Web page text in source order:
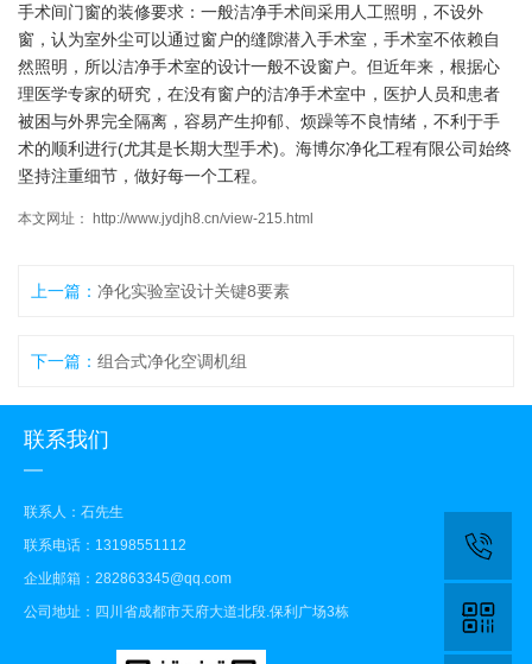
手术间门窗的装修要求：一般洁净手术间采用人工照明，不设外
窗，认为室外尘可以通过窗户的缝隙潜入手术室，手术室不依赖自
然照明，所以洁净手术室的设计一般不设窗户。但近年来，根据心
理医学专家的研究，在没有窗户的洁净手术室中，医护人员和患者
被困与外界完全隔离，容易产生抑郁、烦躁等不良情绪，不利于手
术的顺利进行(尤其是长期大型手术)。海博尔净化工程有限公司始终
坚持注重细节，做好每一个工程。
本文网址： http://www.jydjh8.cn/view-215.html
上一篇： 净化实验室设计关键8要素
下一篇： 组合式净化空调机组
联系我们
联系人：石先生
联系电话：13198551112
企业邮箱：282863345@qq.com
公司地址：四川省成都市天府大道北段.保利广场3栋